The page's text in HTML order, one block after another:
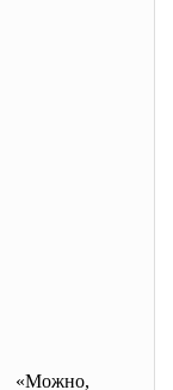
«Можно,